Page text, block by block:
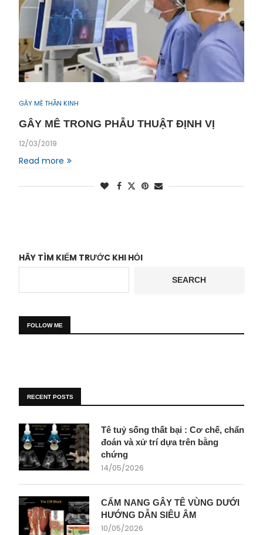
GÂY MÊ THẦN KINH
GÂY MÊ TRONG PHẪU THUẬT ĐỊNH VỊ
12/03/2019
Read more
HÃY TÌM KIẾM TRƯỚC KHI HỎI
SEARCH
FOLLOW ME
RECENT POSTS
Tê tuỷ sống thất bại : Cơ chế, chẩn
đoán và xử trí dựa trên bằng
chứng
14/05/2026
CẨM NANG GÂY TÊ VÙNG DƯỚI
HƯỚNG DẪN SIÊU ÂM
10/05/2026